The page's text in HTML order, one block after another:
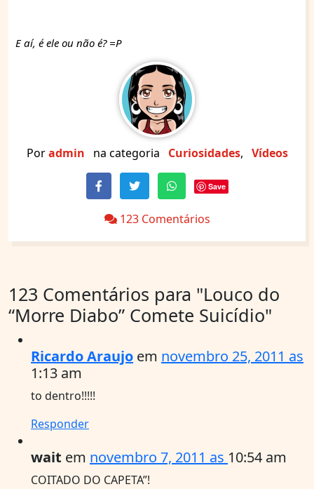
E aí, é ele ou não é? =P
Poradmin na categoria Curiosidades, Vídeos
Save
123 Comentários
123 Comentários para "Louco do
“Morre Diabo” Comete Suicídio"
Ricardo Araujo em novembro 25, 2011 as
1:13 am
to dentro!!!!!
Responder
wait em novembro 7, 2011 as 10:54 am
COITADO DO CAPETA”!